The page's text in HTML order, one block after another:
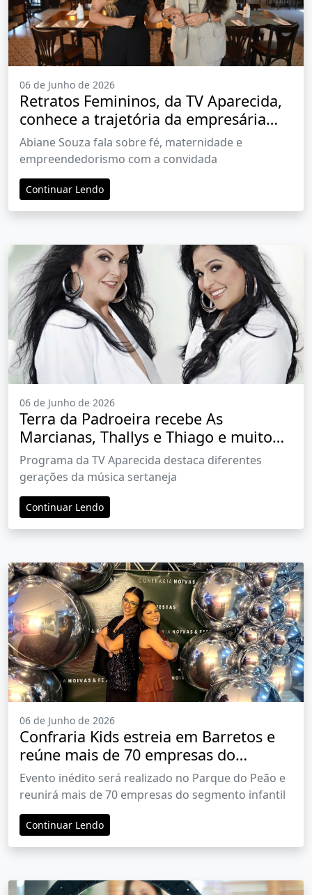
06 de Junho de 2026
Retratos Femininos, da TV Aparecida,
conhece a trajetória da empresária
Diana Santana
Abiane Souza fala sobre fé, maternidade e
empreendedorismo com a convidada
Continuar Lendo
06 de Junho de 2026
Terra da Padroeira recebe As
Marcianas, Thallys e Thiago e muito
mais neste domingo
Programa da TV Aparecida destaca diferentes
gerações da música sertaneja
Continuar Lendo
06 de Junho de 2026
Confraria Kids estreia em Barretos e
reúne mais de 70 empresas do
universo infantil no Parque do Peão
Evento inédito será realizado no Parque do Peão e
reunirá mais de 70 empresas do segmento infantil
Continuar Lendo